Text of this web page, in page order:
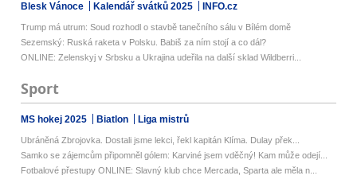
Blesk Vánoce Kalendář svátků 2025 INFO.cz
Trump má utrum: Soud rozhodl o stavbě tanečního sálu v Bílém domě
Sezemský: Ruská raketa v Polsku. Babiš za ním stojí a co dál?
ONLINE: Zelenskyj v Srbsku a Ukrajina udeřila na další sklad Wildberri...
Sport
MS hokej 2025 Biatlon Liga mistrů
Ubráněná Zbrojovka. Dostali jsme lekci, řekl kapitán Klíma. Dulay přek...
Samko se zájemcům připomněl gólem: Karviné jsem vděčný! Kam může odejí...
Fotbalové přestupy ONLINE: Slavný klub chce Mercada, Sparta ale měla n...